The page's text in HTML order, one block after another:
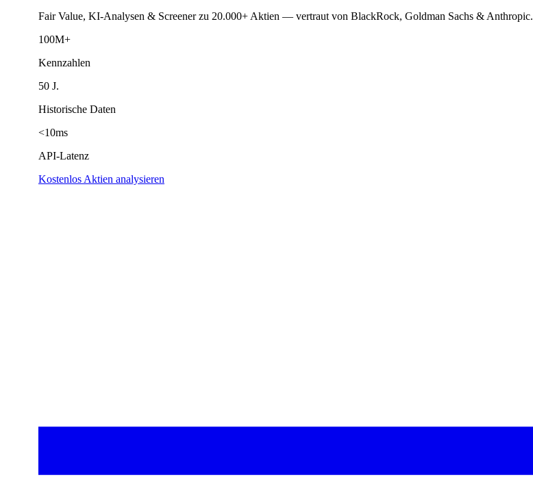
Fair Value, KI-Analysen & Screener zu 20.000+ Aktien — vertraut von BlackRock, Goldman Sachs & Anthropic.
100M+
Kennzahlen
50 J.
Historische Daten
<10ms
API-Latenz
Kostenlos Aktien analysieren